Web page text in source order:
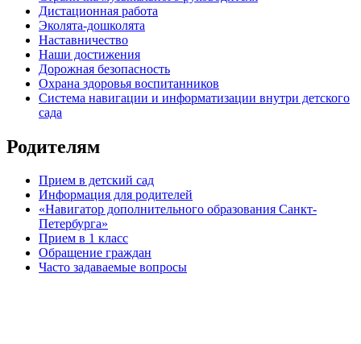
Дистационная работа
Эколята-дошколята
Наставничество
Наши достижения
Дорожная безопасность
Охрана здоровья воспитанников
Система навигации и информатизации внутри детского
сада
Родителям
Прием в детский сад
Информация для родителей
«Навигатор дополнительного образования Санкт-
Петербурга»
Прием в 1 класс
Обращение граждан
Часто задаваемые вопросы